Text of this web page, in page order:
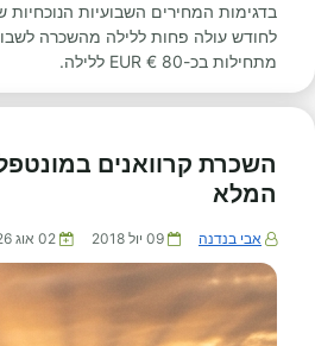
בדגימות המחירים השבועיות הנוכחיות
לחודש עולה פחות ללילה מהשכרה
מתחילות בכ-80 € EUR ללילה.
השכרת קרוואנים
המלא
אבי בנדנה 09 יול 2018 02 אוג 2026